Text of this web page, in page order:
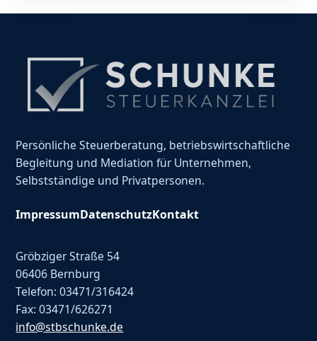
Persönliche Steuerberatung, betriebswirtschaftliche
Begleitung und Mediation für Unternehmen,
Selbstständige und Privatpersonen.
ImpressumDatenschutzKontakt
Gröbziger Straße 54
06406 Bernburg
Telefon: 03471/316424
Fax: 03471/626271
info@stbschunke.de